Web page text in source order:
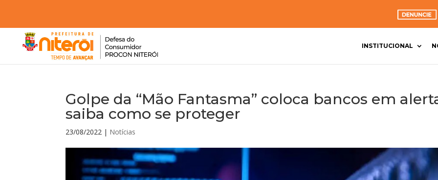
INSTITUCIONAL
Golpe da “Mão Fantasma” coloca bancos em
saiba como se proteger
23/08/2022 | Notícias